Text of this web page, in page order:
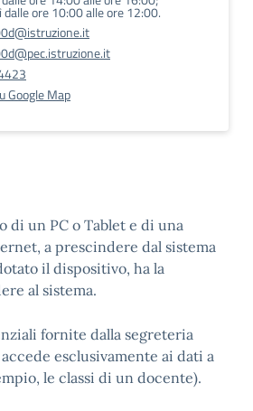
dalle ore 10:00 alle ore 12:00.
Google Map
di un PC o Tablet e di una
a prescindere dal sistema
il dispositivo, ha la
al sistema.
fornite dalla segreteria
esclusivamente ai dati a
le classi di un docente).